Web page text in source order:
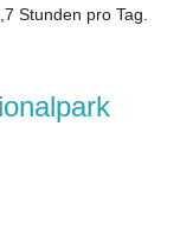
Stunden pro Tag.